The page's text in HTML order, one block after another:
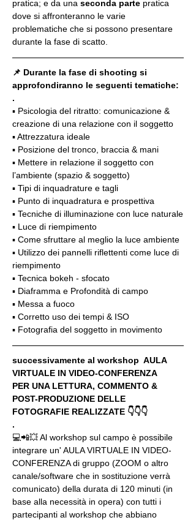
pratica; e da una seconda parte pratica
dove si affronteranno le varie
problematiche che si possono presentare
durante la fase di scatto.
📌 Durante la fase di shooting si
approfondiranno le seguenti tematiche:
.
▪️ Psicologia del ritratto: comunicazione &
creazione di una relazione con il soggetto
▪️ Attrezzatura ideale
▪️ Posizione del tronco, braccia & mani
▪️ Mettere in relazione il soggetto con
l’ambiente (spazio & soggetto)
▪️ Tipi di inquadrature e tagli
▪️ Punto di inquadratura e prospettiva
▪️ Tecniche di illuminazione con luce naturale
▪️ Luce di riempimento
▪️ Come sfruttare al meglio la luce ambiente
▪️ Utilizzo dei pannelli riflettenti come luce di
riempimento
▪️ Tecnica bokeh - sfocato
▪️ Diaframma e Profondità di campo
▪️ Messa a fuoco
▪️ Corretto uso dei tempi & ISO
▪️ Fotografia del soggetto in movimento
successivamente al workshop  AULA
VIRTUALE IN VIDEO-CONFERENZA
PER UNA LETTURA, COMMENTO &
POST-PRODUZIONE DELLE
FOTOGRAFIE REALIZZATE 👇👇👇
.
💻📲💥 Al workshop sul campo è possibile
integrare un' AULA VIRTUALE IN VIDEO-
CONFERENZA di gruppo (ZOOM o altro
canale/software che in sostituzione verrà
comunicato) della durata di 120 minuti (in
base alla necessità in opera) con tutti i
partecipanti al workshop che abbiano